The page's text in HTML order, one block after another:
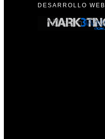
DESARROLLO WEB